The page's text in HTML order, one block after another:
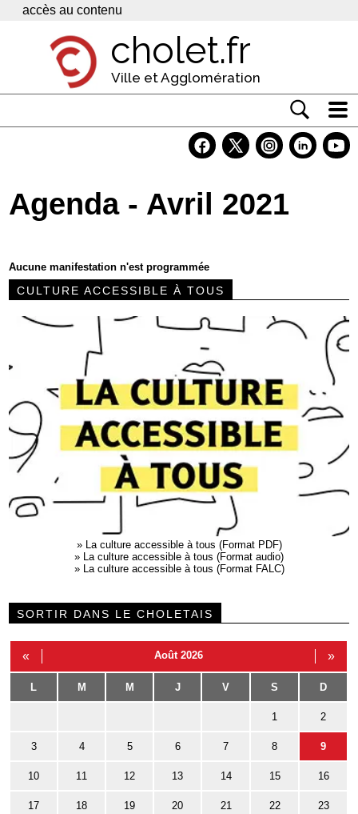
Panneau de gestion des cookies
accès au contenu
cholet.fr
Ville et Agglomération
Economie
Contacts
Agenda - Avril 2021
Aucune manifestation n'est programmée
CULTURE ACCESSIBLE À TOUS
»
La culture accessible à tous (Format PDF)
»
La culture accessible à tous (Format audio)
»
La culture accessible à tous (Format FALC)
SORTIR DANS LE CHOLETAIS
« Août 2026 »
L M M J V S D
1 2
3 4 5 6 7 8 9
10 11 12 13 14 15 16
17 18 19 20 21 22 23